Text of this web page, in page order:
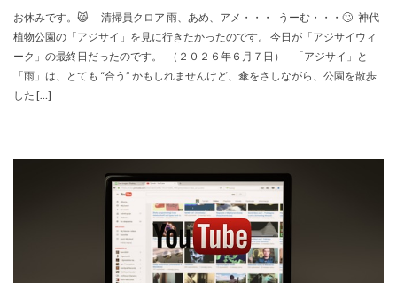
お休みです。😸 清掃員クロア 雨、あめ、アメ・・・ うーむ・・・🙄 神代
植物公園の「アジサイ」を見に行きたかったのです。 今日が「アジサイウィ
ーク」の最終日だったのです。 （２０２６年６月７日） 「アジサイ」と
「雨」は、とても “合う” かもしれませんけど、傘をさしながら、公園を散歩
した […]